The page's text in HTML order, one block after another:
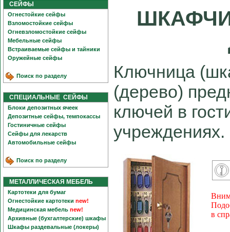
СЕЙФЫ
Огнестойкие сейфы
Взломостойкие сейфы
Огневзломостойкие сейфы
Мебельные сейфы
Встраиваемые сейфы и тайники
Оружейные сейфы
Поиск по разделу
СПЕЦИАЛЬНЫЕ СЕЙФЫ
Блоки депозитных ячеек
Депозитные сейфы, темпокассы
Гостиничные сейфы
Сейфы для лекарств
Автомобильные сейфы
Поиск по разделу
МЕТАЛЛИЧЕСКАЯ МЕБЕЛЬ
Картотеки для бумаг
Огнестойкие картотеки new!
Медицинская мебель new!
Архивные (бухгалтерские) шкафы
Шкафы раздевальные (локеры)
Ключница
(дерево)
ключей в
учреждениях.
в